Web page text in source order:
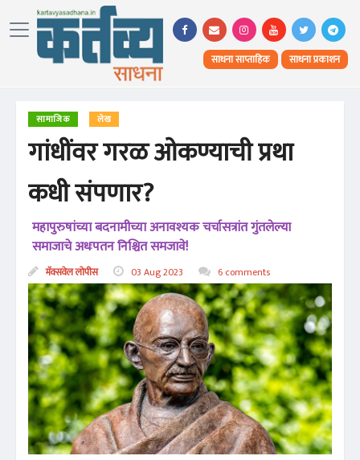
साधना साप्ताहिक साधना प्रकाशन
सामाजिक लेख
गांधींवर गरळ ओकण्याची प्रथा
कधी संपणार?
महापुरुषांच्या बदनामीच्या अनावश्यक चर्चासत्रांत गुंतलेल्या
समाजाचे अधःपतन निश्चित समजावे!
मॅक्सवेल लोपीस 03 Aug 2023 6 comments